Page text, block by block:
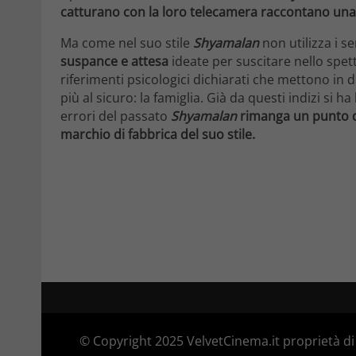
catturano con la loro telecamera raccontano
Ma come nel suo stile Shyamalannon utilizza i
suspance e attesa ideate per suscitare nello
riferimenti psicologici dichiarati che mettono in
più al sicuro: la famiglia. Già da questi indizi si
errori del passato Shyamalan rimanga un punto
marchio di fabbrica del suo stile.
© Copyright 2025 VelvetCinema.it proprietà di